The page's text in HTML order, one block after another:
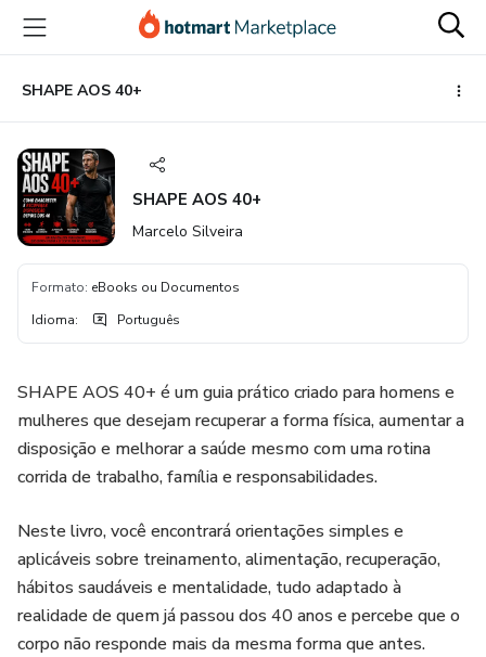
para
conteúdo
principal
para
pagamento
para
rodapé
SHAPE AOS 40+
SHAPE AOS 40+
Marcelo Silveira
Formato: eBooks ou Documentos
Idioma: Português
SHAPE AOS 40+ é um guia prático criado para homens e
mulheres que desejam recuperar a forma física, aumentar a
disposição e melhorar a saúde mesmo com uma rotina
corrida de trabalho, família e responsabilidades.
Neste livro, você encontrará orientações simples e
aplicáveis sobre treinamento, alimentação, recuperação,
hábitos saudáveis e mentalidade, tudo adaptado à
realidade de quem já passou dos 40 anos e percebe que o
corpo não responde mais da mesma forma que antes.